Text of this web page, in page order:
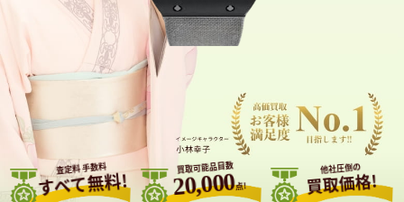
査定料 手数料
すべて無料!
買取可能品目数
20,000点!
他社圧倒の
買取価格!